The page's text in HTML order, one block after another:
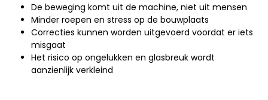
De beweging komt uit de machine, niet uit mensen
Minder roepen en stress op de bouwplaats
Correcties kunnen worden uitgevoerd voordat er iets
misgaat
Het risico op ongelukken en glasbreuk wordt
aanzienlijk verkleind